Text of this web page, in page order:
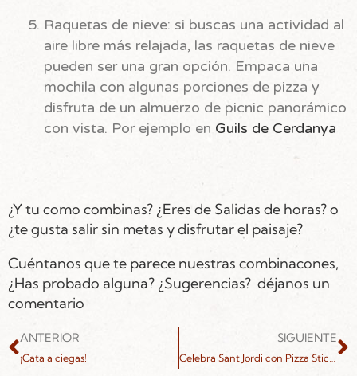
Raquetas de nieve: si buscas una actividad al
aire libre más relajada, las raquetas de nieve
pueden ser una gran opción. Empaca una
mochila con algunas porciones de pizza y
disfruta de un almuerzo de picnic panorámico
con vista. Por ejemplo en Guils de Cerdanya
¿Y tu como combinas? ¿Eres de Salidas de horas? o
¿te gusta salir sin metas y disfrutar el paisaje?
Cuéntanos que te parece nuestras combinacones,
¿Has probado alguna? ¿Sugerencias? déjanos un
comentario
ANTERIOR
¡Cata a ciegas!
SIGUIENTE